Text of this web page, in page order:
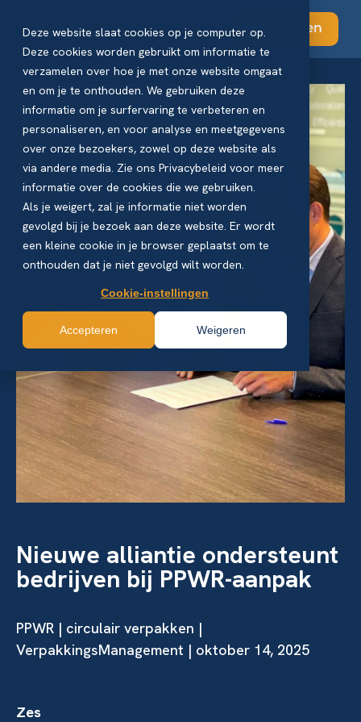
Deze website slaat cookies op je computer op.
Deze cookies worden gebruikt om informatie te
verzamelen over hoe je met onze website omgaat
en om je te onthouden. We gebruiken deze
informatie om je surfervaring te verbeteren en
personaliseren, en voor analyse en meetgegevens
over onze bezoekers, zowel op deze website als
via andere media. Zie ons Privacybeleid voor meer
informatie over de cookies die we gebruiken.
Als je weigert, zal je informatie niet worden
gevolgd bij je bezoek aan deze website. Er wordt
een kleine cookie in je browser geplaatst om te
onthouden dat je niet gevolgd wilt worden.
Cookie-instellingen
Accepteren Weigeren
Abonneren
Nieuwe alliantie ondersteunt
bedrijven bij PPWR-aanpak
PPWR | circulair verpakken |
VerpakkingsManagement | oktober 14, 2025
Zes